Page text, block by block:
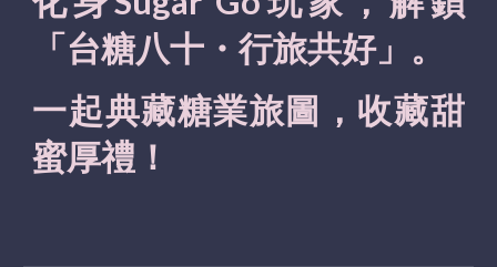
「台糖八十・行旅共好」。
一起典藏糖業旅圖，收藏甜
蜜厚禮！